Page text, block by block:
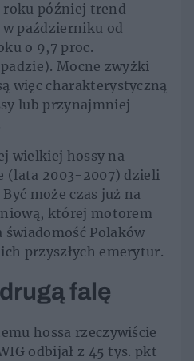
roku później trend
w październiku od
o 9,7 proc.
Mocne zwyżki
więc charakterystyczną
lub przynajmniej
wielkiej hossy na
(lata 2003-2007) dzieli
może czas już na
której motorem
świadomość Polaków
przyszłych emerytur.
falę
hossa rzeczywiście
odbijał z 45 tys. pkt